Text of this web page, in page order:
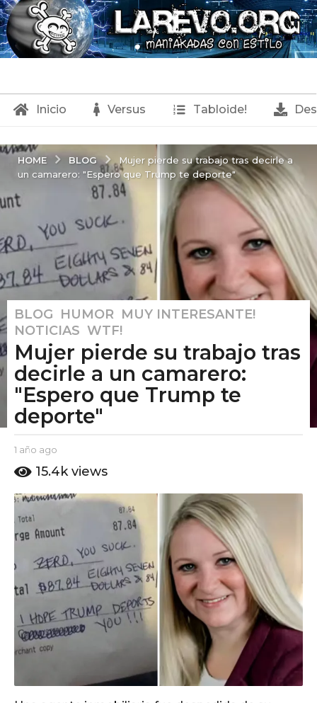
Inicio Versus Tabloide!
HOME BLOG
Mujer pierde su trabajo tras decirle a
un camarero: "Espero que Trump te deporte"
1
a
ñ
a
o
a
ñ
a
g
o
BLOG ,HUMOR ,MUY INTERESANTE!
NOTICIAS ,WTF!
Mujer pierde su trabajo tras
decirle a un camarero:
"Espero que Trump te
deporte"
b
E
P
u
t
o
m
o
1 año ago
ñ
a
o
15.4k views